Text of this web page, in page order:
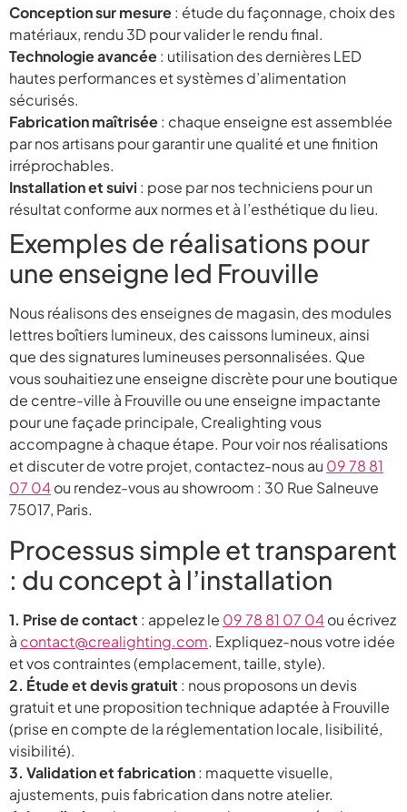
Conception sur mesure: étude du façonnage, choix des
matériaux, rendu 3D pour valider le rendu final.
Technologie avancée: utilisation des dernières LED
hautes performances et systèmes d’alimentation
sécurisés.
Fabrication maîtrisée: chaque enseigne est assemblée
par nos artisans pour garantir une qualité et une finition
irréprochables.
Installation et suivi : pose par nos techniciens pour un
résultat conforme aux normes et à l’esthétique du lieu.
Exemples de réalisations pour
une enseigne led Frouville
Nous réalisons des enseignes de magasin, des modules
lettres boîtiers lumineux, des caissons lumineux, ainsi
que des signatures lumineuses personnalisées. Que
vous souhaitiez une enseigne discrète pour une boutique
de centre-ville à Frouville ou une enseigne impactante
pour une façade principale, Crealighting vous
accompagne à chaque étape. Pour voir nos réalisations
et discuter de votre projet, contactez-nous au 09 78 81
07 04ou rendez-vous au showroom : 30 Rue Salneuve
75017, Paris.
Processus simple et transparent
: du concept à l’installation
1. Prise de contact : appelez le 09 78 81 07 04ou écrivez
à contact@crealighting.com. Expliquez-nous votre idée
et vos contraintes (emplacement, taille, style).
2. Étude et devis gratuit : nous proposons un devis
gratuit et une proposition technique adaptée à Frouville
(prise en compte de la réglementation locale, lisibilité,
visibilité).
3. Validation et fabrication: maquette visuelle,
ajustements, puis fabrication dans notre atelier.